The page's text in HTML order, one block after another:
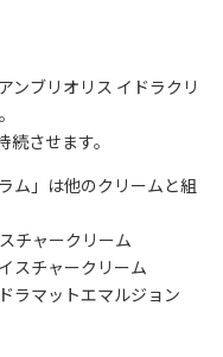
ンブリオリス イドラクリ
させます。
ム」は他のクリームと組
チャークリーム
スチャークリーム
ラマットエマルジョン